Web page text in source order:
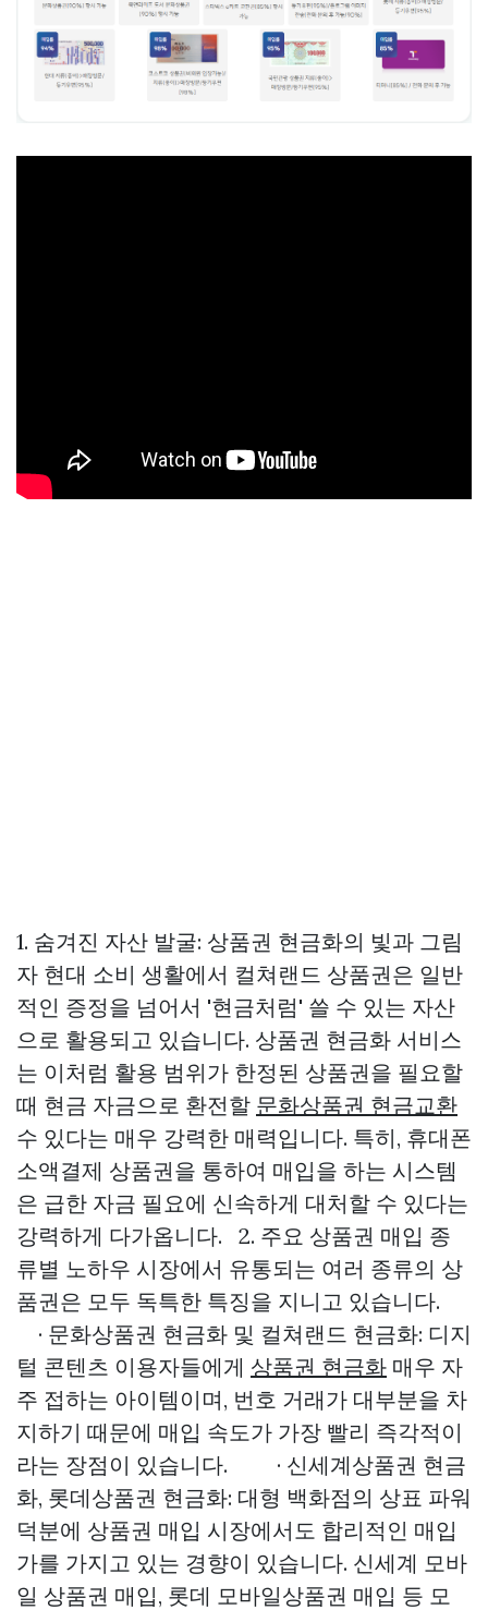
1. 숨겨진 자산 발굴: 상품권 현금화의 빛과 그림
자 현대 소비 생활에서 컬쳐랜드 상품권은 일반
적인 증정을 넘어서 '현금처럼' 쓸 수 있는 자산
으로 활용되고 있습니다. 상품권 현금화 서비스
는 이처럼 활용 범위가 한정된 상품권을 필요할
때 현금 자금으로 환전할 문화상품권 현금교환
수 있다는 매우 강력한 매력입니다. 특히, 휴대폰
소액결제 상품권을 통하여 매입을 하는 시스템
은 급한 자금 필요에 신속하게 대처할 수 있다는
강력하게 다가옵니다. 2. 주요 상품권 매입 종
류별 노하우 시장에서 유통되는 여러 종류의 상
품권은 모두 독특한 특징을 지니고 있습니다.
· 문화상품권 현금화 및 컬쳐랜드 현금화: 디지
털 콘텐츠 이용자들에게 상품권 현금화 매우 자
주 접하는 아이템이며, 번호 거래가 대부분을 차
지하기 때문에 매입 속도가 가장 빨리 즉각적이
라는 장점이 있습니다. · 신세계상품권 현금
화, 롯데상품권 현금화: 대형 백화점의 상표 파워
덕분에 상품권 매입 시장에서도 합리적인 매입
가를 가지고 있는 경향이 있습니다. 신세계 모바
일 상품권 매입, 롯데 모바일상품권 매입 등 모